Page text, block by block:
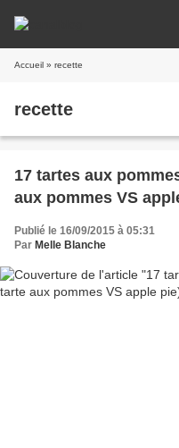
Accueil » recette
recette
17 tartes aux
aux pommes VS
Publié le 16/09/2015 à 05:31
Par Melle Blanche